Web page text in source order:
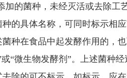
加的菌种，未经灭活或去除工
的具体名称，可同时标示相
种在食品中起发酵作用的，
“微生物发酵剂”。上述菌种经